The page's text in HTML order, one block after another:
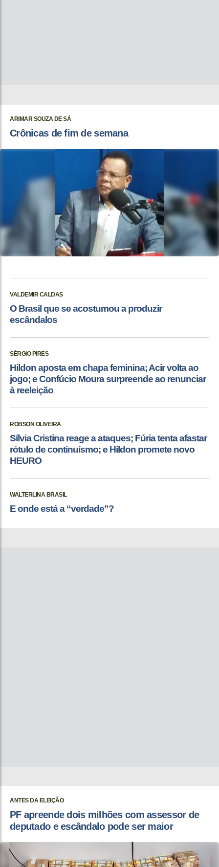
ARIMAR SOUZA DE SÁ
Crônicas de fim de semana
VALDEMIR CALDAS
O Brasil que se acostumou a produzir
escândalos
SÉRGIO PIRES
Hildon aposta em chapa feminina; Acir volta ao
jogo; e Confúcio Moura surpreende ao renunciar
à reeleição
ROBSON OLIVEIRA
Sílvia Cristina reage a ataques; Fúria tenta afastar
rótulo de continuísmo; e Hildon promete novo
HEURO
WALTERLINA BRASIL
E onde está a “verdade”?
ANTES DA ELEIÇÃO
PF apreende dois milhões com assessor de
deputado e escândalo pode ser maior